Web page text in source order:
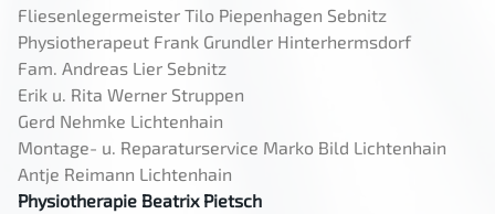
Fliesenlegermeister Tilo Piepenhagen Sebnitz
Physiotherapeut Frank Grundler Hinterhermsdorf
Fam. Andreas Lier Sebnitz
Erik u. Rita Werner Struppen
Gerd Nehmke Lichtenhain
Montage- u. Reparaturservice Marko Bild Lichtenhain
Antje Reimann Lichtenhain
Physiotherapie Beatrix Pietsch